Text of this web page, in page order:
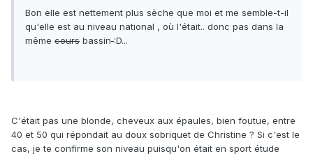
Bon elle est nettement plus sèche que moi et me semble-t-il
qu'elle est au niveau national , où l'était.. donc pas dans la
même cours bassin :D...
C'était pas une blonde, cheveux aux épaules, bien foutue, entre
40 et 50 qui répondait au doux sobriquet de Christine ? Si c'est le
cas, je te confirme son niveau puisqu'on était en sport étude